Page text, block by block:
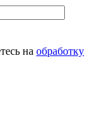
на обработку